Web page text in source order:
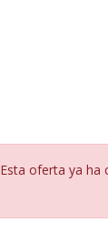
Esta oferta ya ha